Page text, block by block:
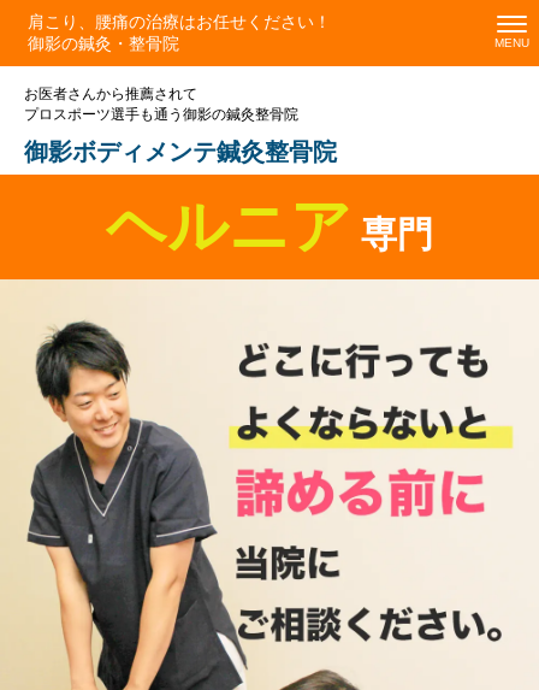
肩こり、腰痛の治療はお任せください！
御影の鍼灸・整骨院
御影ボディメンテ鍼灸整骨院
お医者さんから推薦されて
プロスポーツ選手も通う御影の鍼灸整骨院
ヘルニア 専門